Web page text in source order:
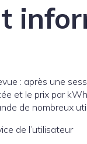
: après une
et le prix par
de nombreux
de l’utilisateur